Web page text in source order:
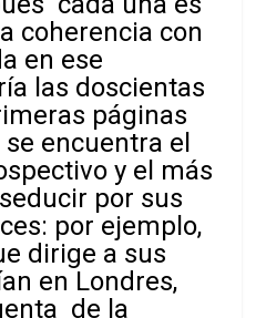
coherencia con
en ese
las doscientas
páginas
encuentra el
y el más
por sus
por ejemplo,
dirige a sus
en Londres,
de la